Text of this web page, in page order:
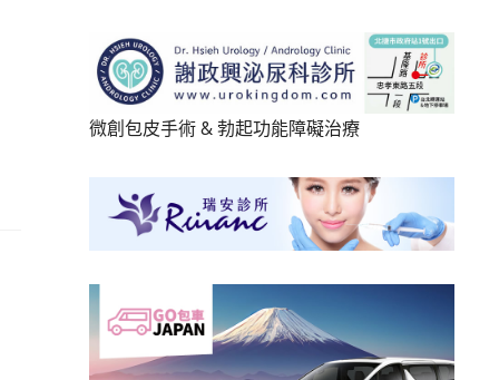
微創包皮手術&勃起功能障礙治療